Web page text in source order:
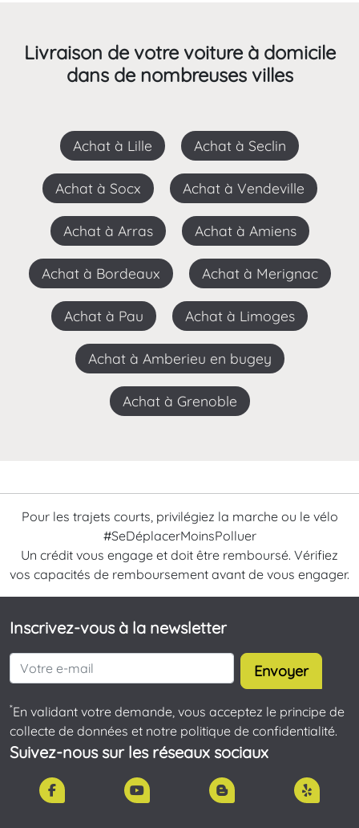
Livraison de votre voiture à domicile
dans de nombreuses villes
Achat à Lille Achat à Seclin
Achat à Socx Achat à Vendeville
Achat à Arras Achat à Amiens
Achat à Bordeaux Achat à Merignac
Achat à Pau Achat à Limoges
Achat à Amberieu en bugey
Achat à Grenoble
Pour les trajets courts, privilégiez la marche ou le vélo
#SeDéplacerMoinsPolluer
Un crédit vous engage et doit être remboursé. Vérifiez
vos capacités de remboursement avant de vous engager.
Inscrivez-vous à la newsletter
Envoyer
*En validant votre demande, vous acceptez le principe de
collecte de données et notre politique de confidentialité.
Suivez-nous sur les réseaux sociaux